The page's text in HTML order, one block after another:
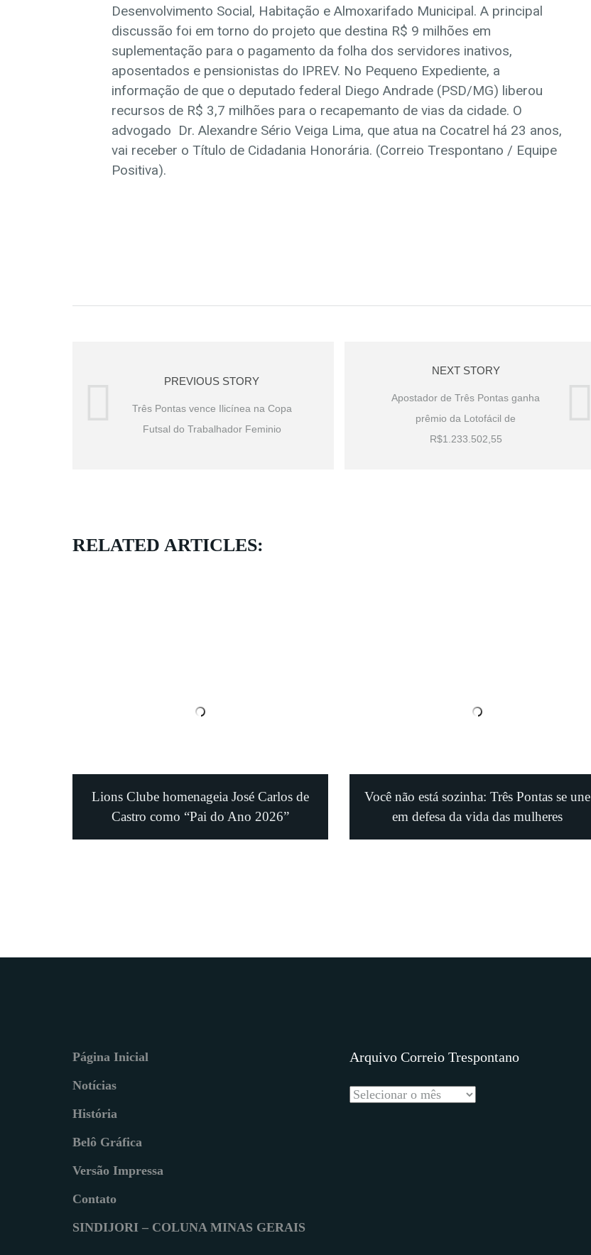
Desenvolvimento Social, Habitação e Almoxarifado Municipal. A principal
discussão foi em torno do projeto que destina R$ 9 milhões em
suplementação para o pagamento da folha dos servidores inativos,
aposentados e pensionistas do IPREV. No Pequeno Expediente, a
informação de que o deputado federal Diego Andrade (PSD/MG) liberou
recursos de R$ 3,7 milhões para o recapemanto de vias da cidade. O
advogado Dr. Alexandre Sério Veiga Lima, que atua na Cocatrel há 23 anos,
vai receber o Título de Cidadania Honorária. (Correio Trespontano / Equipe
Positiva).
PREVIOUS STORY
Três Pontas vence Ilicínea na Copa
Futsal do Trabalhador Feminio
NEXT STORY
Apostador de Três Pontas ganha
prêmio da Lotofácil de
R$1.233.502,55
RELATED ARTICLES:
Lions Clube homenageia José Carlos de
Castro como “Pai do Ano 2026”
Você não está sozinha: Três Pontas se une
em defesa da vida das mulheres
Página Inicial
Notícias
História
Belô Gráfica
Versão Impressa
Contato
SINDIJORI – COLUNA MINAS GERAIS
Arquivo Correio Trespontano